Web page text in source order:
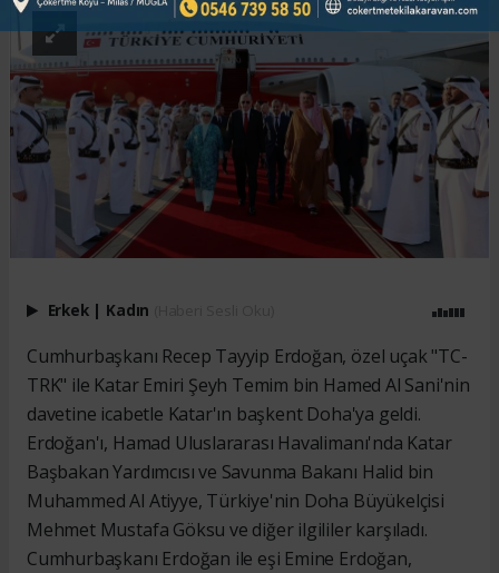
Erkek | Kadın
Cumhurbaşkanı Recep Tayyip Erdoğan, özel uçak "TC-
TRK" ile Katar Emiri Şeyh Temim bin Hamed Al Sani'nin
davetine icabetle Katar'ın başkent Doha'ya geldi.
Erdoğan'ı, Hamad Uluslararası Havalimanı'nda Katar
Başbakan Yardımcısı ve Savunma Bakanı Halid bin
Muhammed Al Atiyye, Türkiye'nin Doha Büyükelçisi
Mehmet Mustafa Göksu ve diğer ilgililer karşıladı.
Cumhurbaşkanı Erdoğan ile eşi Emine Erdoğan,